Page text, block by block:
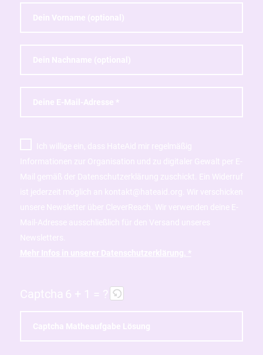
Ich willige ein, dass HateAid mir regelmäßig
Informationen zur Organisation und zu digitaler Gewalt per E-
Mail gemäß der Datenschutzerklärung zuschickt. Ein Widerruf
ist jederzeit möglich an kontakt@hateaid.org. Wir verschicken
unsere Newsletter über CleverReach. Wir verwenden deine E-
Mail-Adresse ausschließlich für den Versand unseres
Newsletters.
Mehr Infos in unserer Datenschutzerklärung. *
Captcha 6 + 1 = ?